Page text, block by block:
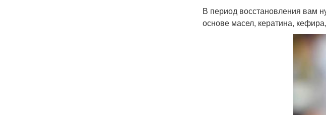
В период восстановления вам
основе масел, кератина,